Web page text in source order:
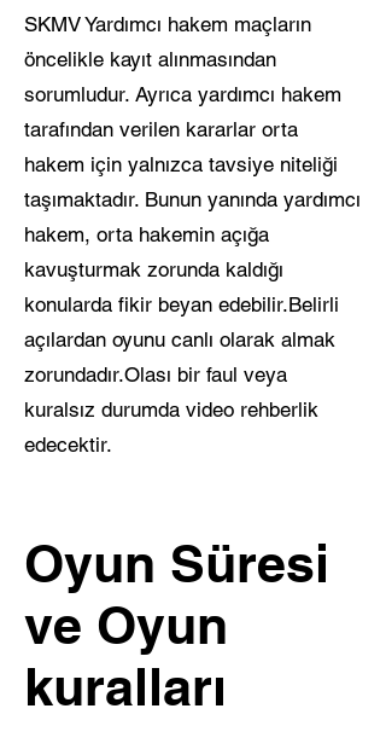
SKMV Yardımcı hakem maçların
öncelikle kayıt alınmasından
sorumludur. Ayrıca yardımcı hakem
tarafından verilen kararlar orta
hakem için yalnızca tavsiye niteliği
taşımaktadır. Bunun yanında yardımcı
hakem, orta hakemin açığa
kavuşturmak zorunda kaldığı
konularda fikir beyan edebilir.Belirli
açılardan oyunu canlı olarak almak
zorundadır.Olası bir faul veya
kuralsız durumda video rehberlik
edecektir.
Oyun Süresi
ve Oyun
kuralları